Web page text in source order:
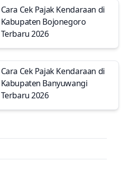
Cara Cek Pajak Kendaraan di
Kabupaten Bojonegoro
Terbaru 2026
Cara Cek Pajak Kendaraan di
Kabupaten Banyuwangi
Terbaru 2026